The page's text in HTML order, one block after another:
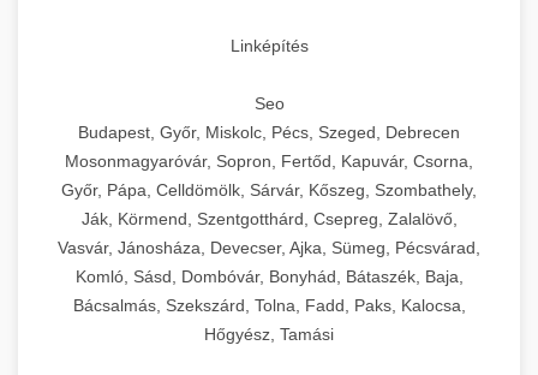
Linképítés
Seo
Budapest, Győr, Miskolc, Pécs, Szeged, Debrecen
Mosonmagyaróvár, Sopron, Fertőd, Kapuvár, Csorna,
Győr, Pápa, Celldömölk, Sárvár, Kőszeg, Szombathely,
Ják, Körmend, Szentgotthárd, Csepreg, Zalalövő,
Vasvár, Jánosháza, Devecser, Ajka, Sümeg, Pécsvárad,
Komló, Sásd, Dombóvár, Bonyhád, Bátaszék, Baja,
Bácsalmás, Szekszárd, Tolna, Fadd, Paks, Kalocsa,
Hőgyész, Tamási